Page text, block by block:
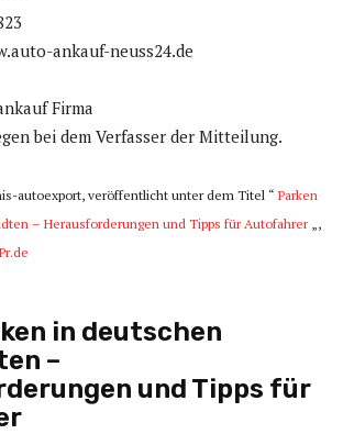
ankauf-neuss24.de
Firma
bei dem Verfasser der Mitteilung.
autoexport, veröffentlicht unter dem Titel “ Parken
– Herausforderungen und Tipps für Autofahrer„,
in deutschen
–
und Tipps für